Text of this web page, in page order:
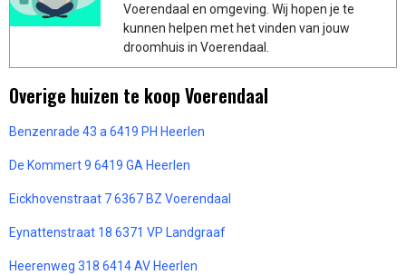
Voerendaal en omgeving. Wij hopen je te
kunnen helpen met het vinden van jouw
droomhuis in Voerendaal.
Overige huizen te koop Voerendaal
Benzenrade 43 a 6419 PH Heerlen
De Kommert 9 6419 GA Heerlen
Eickhovenstraat 7 6367 BZ Voerendaal
Eynattenstraat 18 6371 VP Landgraaf
Heerenweg 318 6414 AV Heerlen